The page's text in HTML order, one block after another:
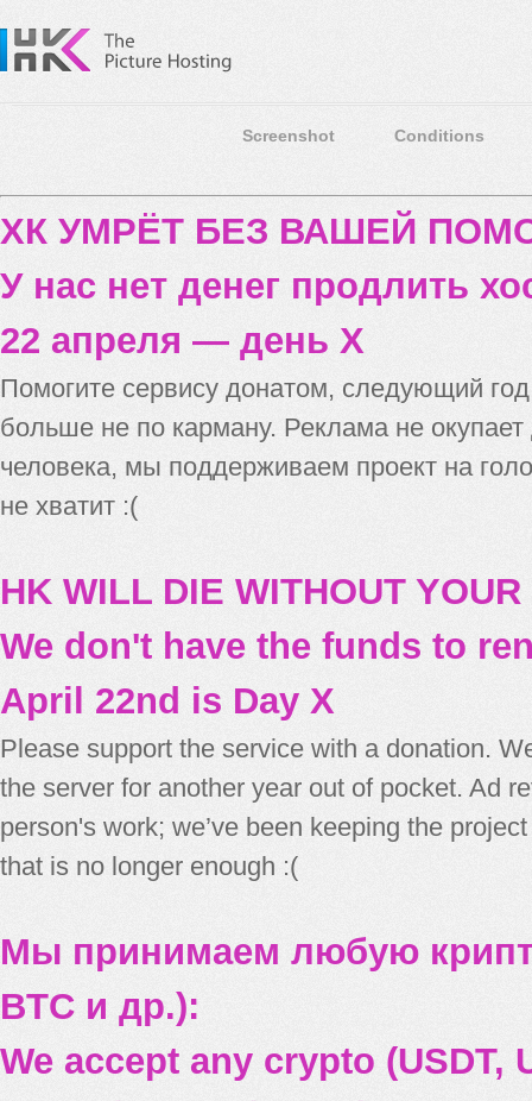
Screenshot Conditions
ХК УМРЁТ БЕЗ ВАШЕЙ
У нас нет денег продлить
22 апреля — день X
Помогите сервису донатом, следующий
больше не по карману. Реклама не
человека, мы поддерживаем проект на
не хватит :(
HK WILL DIE WITHOUT
We don't have the funds to
April 22nd is Day X
Please support the service with a donation.
the server for another year out of pocket. Ad
person's work; we’ve been keeping the
that is no longer enough :(
Мы принимаем любую
BTC и др.):
We accept any crypto (USDT,